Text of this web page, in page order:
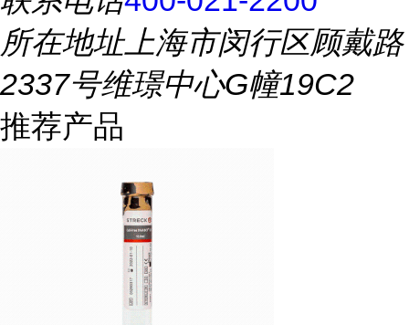
所在地址上海市闵行区顾戴路
2337号维璟中心G幢19C2
推荐产品